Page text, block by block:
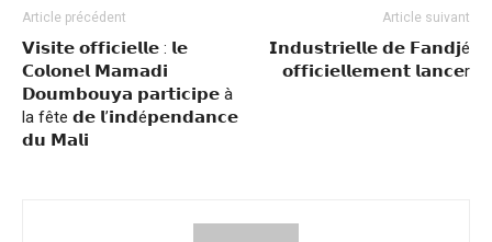
Article précédent
𝗩𝗶𝘀𝗶𝘁𝗲 𝗼𝗳𝗳𝗶𝗰𝗶𝗲𝗹𝗹𝗲 : 𝗹𝗲
𝗖𝗼𝗹𝗼𝗻𝗲𝗹 𝗠𝗮𝗺𝗮𝗱𝗶
𝗗𝗼𝘂𝗺𝗯𝗼𝘂𝘆𝗮 𝗽𝗮𝗿𝘁𝗶𝗰𝗶𝗽𝗲 à
la fête 𝗱𝗲 𝗹’𝗶𝗻𝗱é𝗽𝗲𝗻𝗱𝗮𝗻𝗰𝗲
𝗱𝘂 𝗠𝗮𝗹𝗶
Article suivant
𝗜𝗻𝗱𝘂𝘀𝘁𝗿𝗶𝗲𝗹𝗹𝗲 𝗱𝗲 𝗙𝗮𝗻𝗱𝗷é
𝗼𝗳𝗳𝗶𝗰𝗶𝗲𝗹𝗹𝗲𝗺𝗲𝗻𝘁 𝗹𝗮𝗻𝗰𝗲r